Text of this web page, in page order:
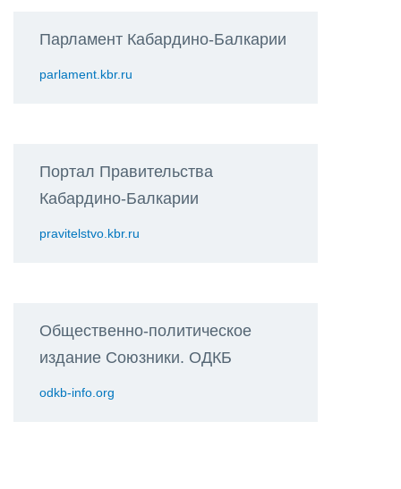
Парламент Кабардино-Балкарии
parlament.kbr.ru
Портал Правительства
Кабардино-Балкарии
pravitelstvo.kbr.ru
Общественно-политическое
издание Союзники. ОДКБ
odkb-info.org